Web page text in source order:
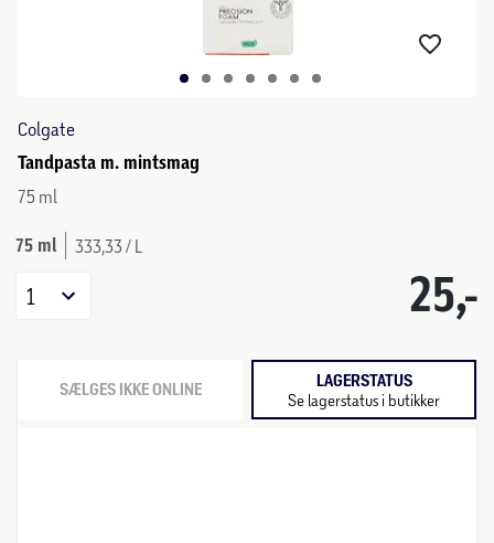
Colgate
Tandpasta m. mintsmag
75 ml
75 ml 333,33 / L
25,-
1
SÆLGES IKKE ONLINE LAGERSTATUS
Se lagerstatus i butikker